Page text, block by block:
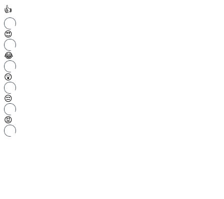
👍
😍
😂
😲
😔
😡